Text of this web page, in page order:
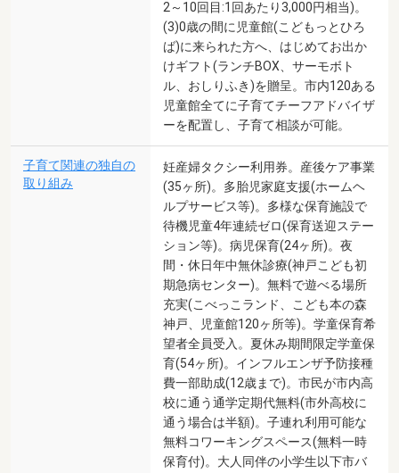
2～10回目:1回あたり3,000円相当)。
(3)0歳の間に児童館(こどもっとひろ
ば)に来られた方へ、はじめてお出か
けギフト(ランチBOX、サーモボト
ル、おしりふき)を贈呈。市内120ある
児童館全てに子育てチーフアドバイザ
ーを配置し、子育て相談が可能。
子育て関連の独自の
取り組み
妊産婦タクシー利用券。産後ケア事業
(35ヶ所)。多胎児家庭支援(ホームヘ
ルプサービス等)。多様な保育施設で
待機児童4年連続ゼロ(保育送迎ステー
ション等)。病児保育(24ヶ所)。夜
間・休日年中無休診療(神戸こども初
期急病センター)。無料で遊べる場所
充実(こべっこランド、こども本の森
神戸、児童館120ヶ所等)。学童保育希
望者全員受入。夏休み期間限定学童保
育(54ヶ所)。インフルエンザ予防接種
費一部助成(12歳まで)。市民が市内高
校に通う通学定期代無料(市外高校に
通う場合は半額)。子連れ利用可能な
無料コワーキングスペース(無料一時
保育付)。大人同伴の小学生以下市バ